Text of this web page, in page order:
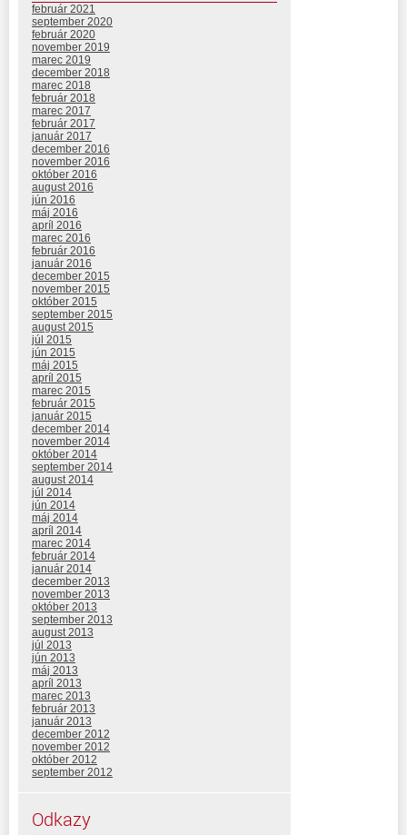
február 2021
september 2020
február 2020
november 2019
marec 2019
december 2018
marec 2018
február 2018
marec 2017
február 2017
január 2017
december 2016
november 2016
október 2016
august 2016
jún 2016
máj 2016
apríl 2016
marec 2016
február 2016
január 2016
december 2015
november 2015
október 2015
september 2015
august 2015
júl 2015
jún 2015
máj 2015
apríl 2015
marec 2015
február 2015
január 2015
december 2014
november 2014
október 2014
september 2014
august 2014
júl 2014
jún 2014
máj 2014
apríl 2014
marec 2014
február 2014
január 2014
december 2013
november 2013
október 2013
september 2013
august 2013
júl 2013
jún 2013
máj 2013
apríl 2013
marec 2013
február 2013
január 2013
december 2012
november 2012
október 2012
september 2012
Odkazy